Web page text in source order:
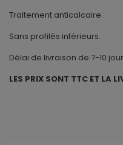
Traitement anticalcaire.
Sans profilés inférieurs.
Délai de livraison de 7-10
LES PRIX SONT TTC ET LA